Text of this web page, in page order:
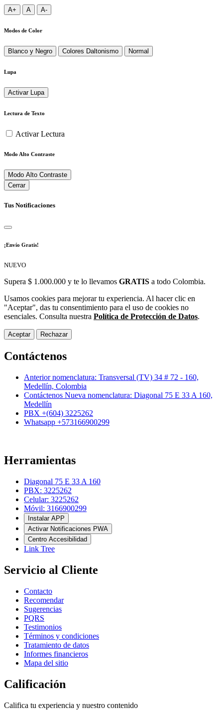
A+ A A-
Modos de Color
Blanco y Negro Colores Daltonismo Normal
Lupa
Activar Lupa
Lectura de Texto
Activar Lectura
Modo Alto Contraste
Modo Alto Contraste
Cerrar
Tus Notificaciones
¡Envío Gratis!
NUEVO
Supera $ 1.000.000 y te lo llevamos GRATIS a todo Colombia.
Usamos cookies para mejorar tu experiencia. Al hacer clic en
"Aceptar", das tu consentimiento para el uso de cookies no
esenciales. Consulta nuestra Política de Protección de Datos.
Aceptar Rechazar
Contáctenos
Anterior nomenclatura: Transversal (TV) 34 # 72 - 160,
Medellín, Colombia
Contáctenos Nueva nomenclatura: Diagonal 75 E 33 A 160,
Medellín
PBX +(604) 3225262
Whatsapp +573166900299
Herramientas
Diagonal 75 E 33 A 160
PBX: 3225262
Celular: 3225262
Móvil: 3166900299
Instalar APP
Activar Notificaciones PWA
Centro Accesibilidad
Link Tree
Servicio al Cliente
Contacto
Recomendar
Sugerencias
PQRS
Testimonios
Términos y condiciones
Tratamiento de datos
Informes financieros
Mapa del sitio
Calificación
Califica tu experiencia y nuestro contenido